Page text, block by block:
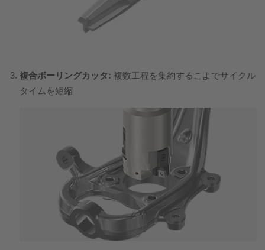
複合ボーリングカッタ: 複数工程を集約するこよでサイクル
タイムを短縮